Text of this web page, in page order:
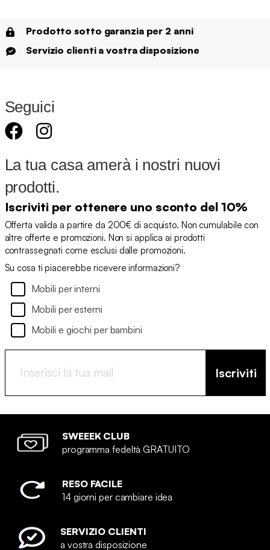
Prodotto sotto garanzia per 2 anni
Servizio clienti a vostra disposizione
Seguici
La tua casa amerà i nostri nuovi
prodotti.
Iscriviti per ottenere uno sconto del 10%
Offerta valida a partire da 200€ di acquisto. Non cumulabile con
altre offerte e promozioni. Non si applica ai prodotti
contrassegnati come esclusi dalle promozioni.
Su cosa ti piacerebbe ricevere informazioni?
Mobili per interni
Mobili per esterni
Mobili e giochi per bambini
Iscriviti
SWEEEK CLUB
programma fedeltà GRATUITO
RESO FACILE
14 giorni per cambiare idea
SERVIZIO CLIENTI
a vostra disposizione